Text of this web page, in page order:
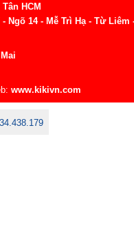
HCM
Ngõ 14 - Mễ Trì Hạ - Từ Liêm
www.kikivn.com